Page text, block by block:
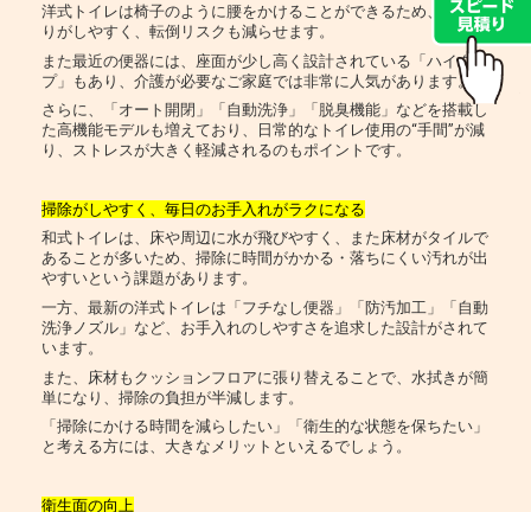
洋式トイレは椅子のように腰をかけることができるため、立ち座
りがしやすく、転倒リスクも減らせます。
また最近の便器には、座面が少し高く設計されている「ハイタイ
プ」もあり、介護が必要なご家庭では非常に人気があります。
さらに、「オート開閉」「自動洗浄」「脱臭機能」などを搭載し
た高機能モデルも増えており、日常的なトイレ使用の“手間”が減
り、ストレスが大きく軽減されるのもポイントです。
掃除がしやすく、毎日のお手入れがラクになる
和式トイレは、床や周辺に水が飛びやすく、また床材がタイルで
あることが多いため、掃除に時間がかかる・落ちにくい汚れが出
やすいという課題があります。
一方、最新の洋式トイレは「フチなし便器」「防汚加工」「自動
洗浄ノズル」など、お手入れのしやすさを追求した設計がされて
います。
また、床材もクッションフロアに張り替えることで、水拭きが簡
単になり、掃除の負担が半減します。
「掃除にかける時間を減らしたい」「衛生的な状態を保ちたい」
と考える方には、大きなメリットといえるでしょう。
衛生面の向上